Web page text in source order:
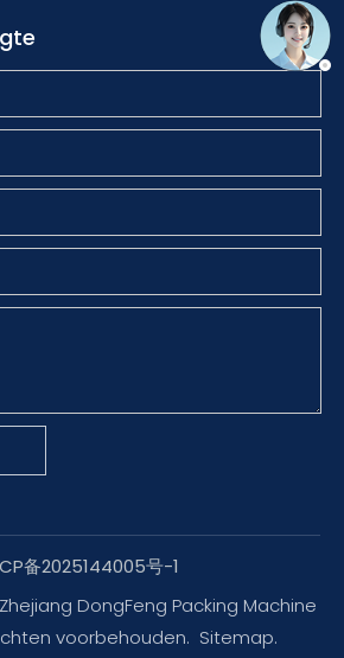
备2025144005号-1
DongFeng Packing Machine
voorbehouden. Sitemap.